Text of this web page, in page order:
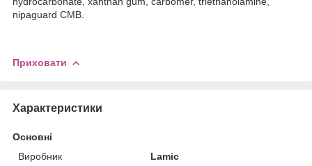
nipaguard CMB.
Приховати
Характеристики
Основні
Виробник
Lamic